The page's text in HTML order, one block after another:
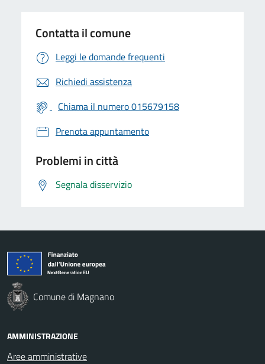
Contatta il comune
Leggi le domande frequenti
Richiedi assistenza
Chiama il numero 015679158
Prenota appuntamento
Problemi in città
Segnala disservizio
Comune di Magnano
AMMINISTRAZIONE
Aree amministrative